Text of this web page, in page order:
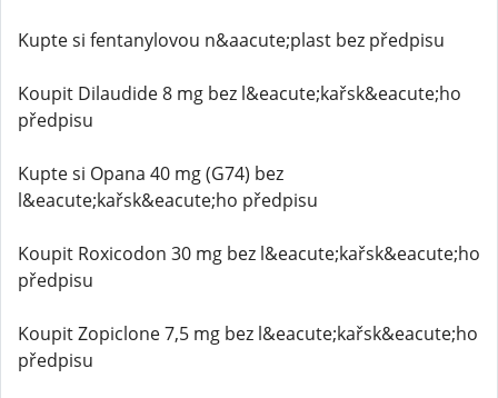
Kupte si fentanylovou n&aacute;plast bez předpisu
Koupit Dilaudide 8 mg bez l&eacute;kařsk&eacute;ho
předpisu
Kupte si Opana 40 mg (G74) bez
l&eacute;kařsk&eacute;ho předpisu
Koupit Roxicodon 30 mg bez l&eacute;kařsk&eacute;ho
předpisu
Koupit Zopiclone 7,5 mg bez l&eacute;kařsk&eacute;ho
předpisu